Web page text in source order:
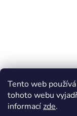
Tento web
tohoto webu
informacízde.